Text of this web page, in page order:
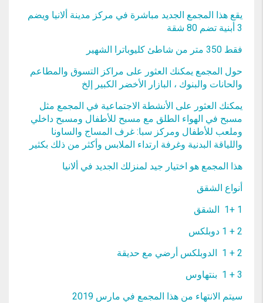
يقع هذا المجمع الجديد مباشرة في مركز مدينة ألانيا ويضم
3 أبنية تضم 80 شقة
فقط 350 متر من شاطئ كليوباترا الشهير
حول المجمع يمكنك العثور على مراكز التسوق والمطاعم
والحانات والبنوك ، البازار الأخضر الكبير إلخ
يمكنك العثور على الأنشطة الاجتماعية في المجمع مثل
مسبح في الهواء الطلق مع مسبح للأطفال ومسبح داخلي
وملعب للأطفال ومركز سبا: غرف المساج والساونا
واللياقة البدنية وغرفة ارتداء الملابس وأكثر من ذلك بكثير
هذا المجمع هو اختيار جيد لمنزلك الجديد في ألانيا
أنواع الشقق
1 +1 الشقق
2 + 1 دوبلكس
2 + 1 الدوبلكس أرضي مع حديقة
3 + 1 بنتهاوس
سيتم الانتهاء من هذا المجمع في مارس 2019